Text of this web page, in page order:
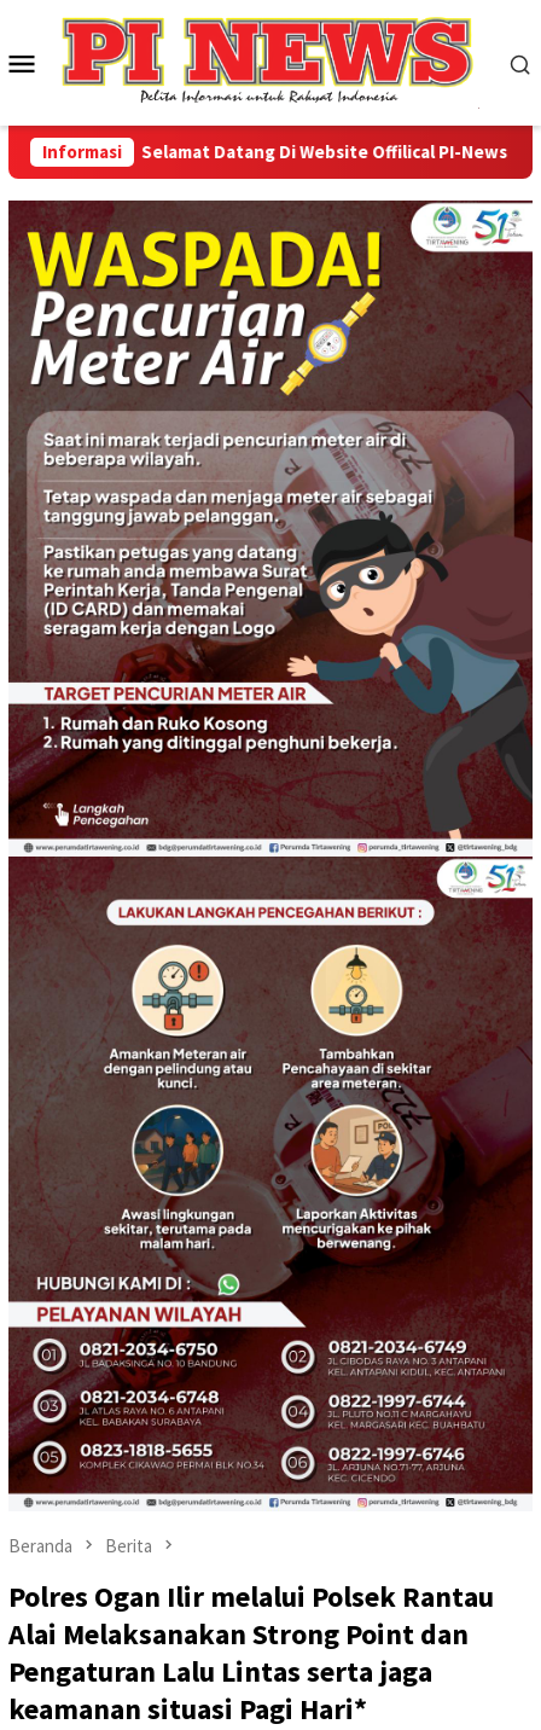
konten
Menu
Mobile
InformasiSelamat Datang Di Website Offilical PI-News
Beranda Berita
Polres Ogan Ilir melalui Polsek Rantau
Alai Melaksanakan Strong Point dan
Pengaturan Lalu Lintas serta jaga
keamanan situasi Pagi Hari*